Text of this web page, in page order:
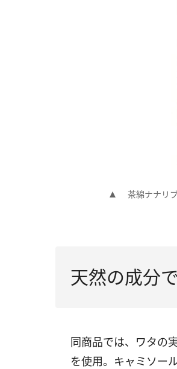
茶綿ナナリ
天然の成分
同商品では、ワタの
を使用。キャミソー